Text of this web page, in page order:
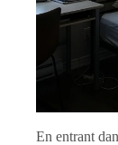
En entrant